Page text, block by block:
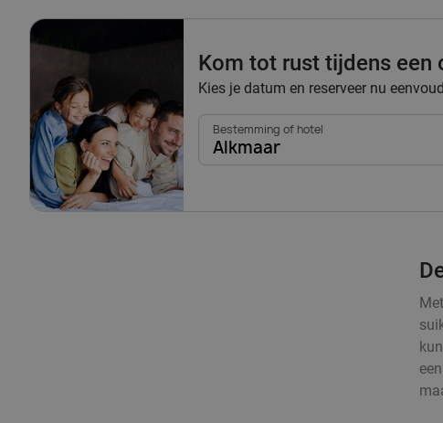
Kom tot rust tijdens een
Kies je datum en reserveer nu
Bestemming of hotel
Alkmaar